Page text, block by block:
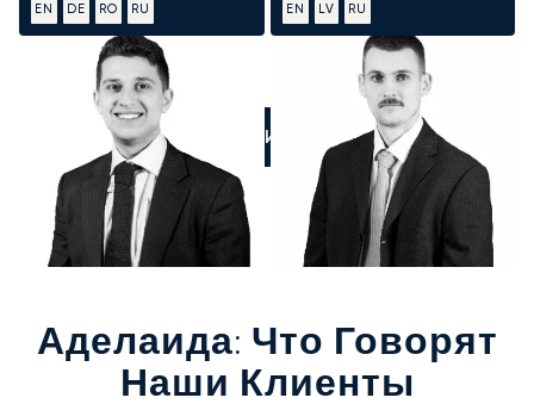
EN DE RO RU EN LV RU
ПОЗВОНИТЕ НАМ
Аделаида: Что Говорят
Наши Клиенты